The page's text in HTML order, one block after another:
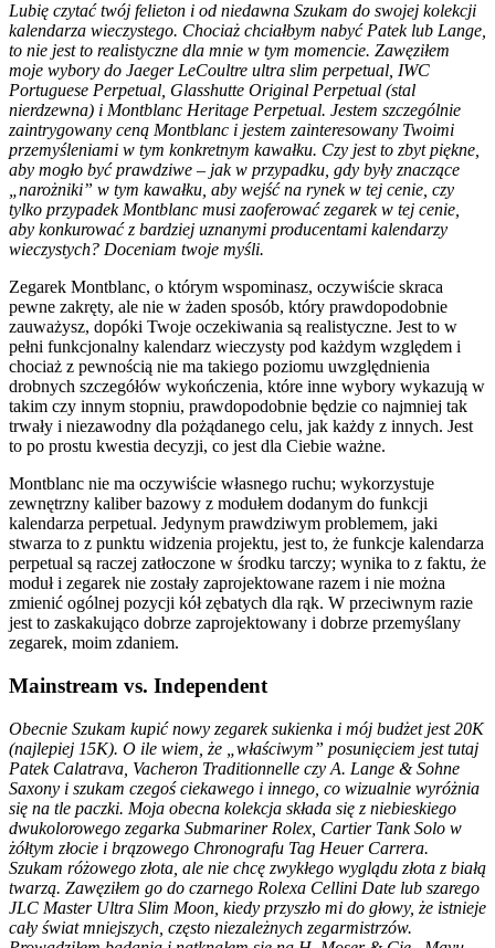
Lubię czytać twój felieton i od niedawna Szukam do swojej kolekcji
kalendarza wieczystego. Chociaż chciałbym nabyć Patek lub Lange,
to nie jest to realistyczne dla mnie w tym momencie. Zawęziłem
moje wybory do Jaeger LeCoultre ultra slim perpetual, IWC
Portuguese Perpetual, Glasshutte Original Perpetual (stal
nierdzewna) i Montblanc Heritage Perpetual. Jestem szczególnie
zaintrygowany ceną Montblanc i jestem zainteresowany Twoimi
przemyśleniami w tym konkretnym kawałku. Czy jest to zbyt piękne,
aby mogło być prawdziwe – jak w przypadku, gdy były znaczące
„narożniki” w tym kawałku, aby wejść na rynek w tej cenie, czy
tylko przypadek Montblanc musi zaoferować zegarek w tej cenie,
aby konkurować z bardziej uznanymi producentami kalendarzy
wieczystych? Doceniam twoje myśli.
Zegarek Montblanc, o którym wspominasz, oczywiście skraca
pewne zakręty, ale nie w żaden sposób, który prawdopodobnie
zauważysz, dopóki Twoje oczekiwania są realistyczne. Jest to w
pełni funkcjonalny kalendarz wieczysty pod każdym względem i
chociaż z pewnością nie ma takiego poziomu uwzględnienia
drobnych szczegółów wykończenia, które inne wybory wykazują w
takim czy innym stopniu, prawdopodobnie będzie co najmniej tak
trwały i niezawodny dla pożądanego celu, jak każdy z innych. Jest
to po prostu kwestia decyzji, co jest dla Ciebie ważne.
Montblanc nie ma oczywiście własnego ruchu; wykorzystuje
zewnętrzny kaliber bazowy z modułem dodanym do funkcji
kalendarza perpetual. Jedynym prawdziwym problemem, jaki
stwarza to z punktu widzenia projektu, jest to, że funkcje kalendarza
perpetual są raczej zatłoczone w środku tarczy; wynika to z faktu, że
moduł i zegarek nie zostały zaprojektowane razem i nie można
zmienić ogólnej pozycji kół zębatych dla rąk. W przeciwnym razie
jest to zaskakująco dobrze zaprojektowany i dobrze przemyślany
zegarek, moim zdaniem.
Mainstream vs. Independent
Obecnie Szukam kupić nowy zegarek sukienka i mój budżet jest 20K
(najlepiej 15K). O ile wiem, że „właściwym” posunięciem jest tutaj
Patek Calatrava, Vacheron Traditionnelle czy A. Lange & Sohne
Saxony i szukam czegoś ciekawego i innego, co wizualnie wyróżnia
się na tle paczki. Moja obecna kolekcja składa się z niebieskiego
dwukolorowego zegarka Submariner Rolex, Cartier Tank Solo w
żółtym złocie i brązowego Chronografu Tag Heuer Carrera.
Szukam różowego złota, ale nie chcę zwykłego wyglądu złota z białą
twarzą. Zawęziłem go do czarnego Rolexa Cellini Date lub szarego
JLC Master Ultra Slim Moon, kiedy przyszło mi do głowy, że istnieje
cały świat mniejszych, często niezależnych zegarmistrzów.